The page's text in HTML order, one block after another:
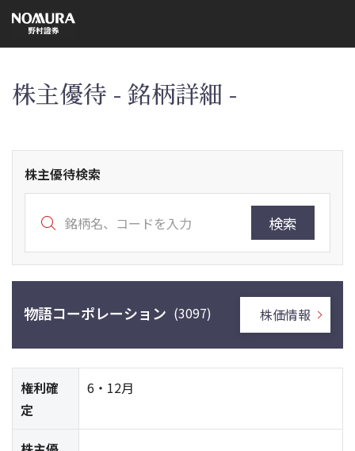
の
ー
株主優待 - 銘柄詳細 -
株主優待検索
検索
物語コーポレーション (3097) 株価情報
権利確
定
6・12月